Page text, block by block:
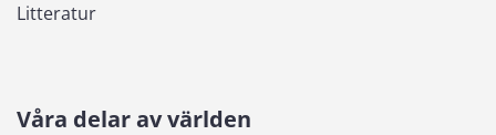
Litteratur
Våra delar av världen